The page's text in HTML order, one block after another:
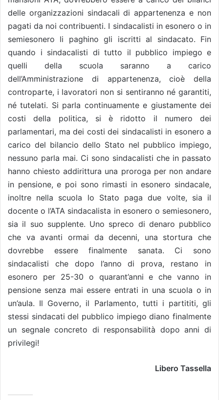
delle organizzazioni sindacali di appartenenza e non
pagati da noi contribuenti. I sindacalisti in esonero o in
semiesonero li paghino gli iscritti al sindacato. Fin
quando i sindacalisti di tutto il pubblico impiego e
quelli della scuola saranno a carico
dell’Amministrazione di appartenenza, cioè della
controparte, i lavoratori non si sentiranno né garantiti,
né tutelati. Si parla continuamente e giustamente dei
costi della politica, si è ridotto il numero dei
parlamentari, ma dei costi dei sindacalisti in esonero a
carico del bilancio dello Stato nel pubblico impiego,
nessuno parla mai. Ci sono sindacalisti che in passato
hanno chiesto addirittura una proroga per non andare
in pensione, e poi sono rimasti in esonero sindacale,
inoltre nella scuola lo Stato paga due volte, sia il
docente o l’ATA sindacalista in esonero o semiesonero,
sia il suo supplente. Uno spreco di denaro pubblico
che va avanti ormai da decenni, una stortura che
dovrebbe essere finalmente sanata. Ci sono
sindacalisti che dopo l’anno di prova, restano in
esonero per 25-30 o quarant’anni e che vanno in
pensione senza mai essere entrati in una scuola o in
un’aula. Il Governo, il Parlamento, tutti i partititi, gli
stessi sindacati del pubblico impiego diano finalmente
un segnale concreto di responsabilità dopo anni di
privilegi!
Libero Tassella